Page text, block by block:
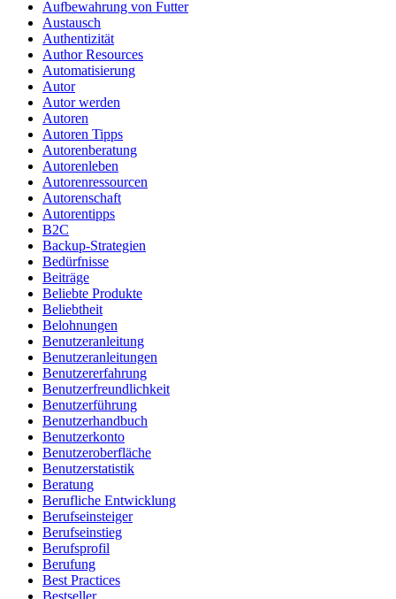
Aufbewahrung von Futter
Austausch
Authentizität
Author Resources
Automatisierung
Autor
Autor werden
Autoren
Autoren Tipps
Autorenberatung
Autorenleben
Autorenressourcen
Autorenschaft
Autorentipps
B2C
Backup-Strategien
Bedürfnisse
Beiträge
Beliebte Produkte
Beliebtheit
Belohnungen
Benutzeranleitung
Benutzeranleitungen
Benutzererfahrung
Benutzerfreundlichkeit
Benutzerführung
Benutzerhandbuch
Benutzerkonto
Benutzeroberfläche
Benutzerstatistik
Beratung
Berufliche Entwicklung
Berufseinsteiger
Berufseinstieg
Berufsprofil
Berufung
Best Practices
Bestseller